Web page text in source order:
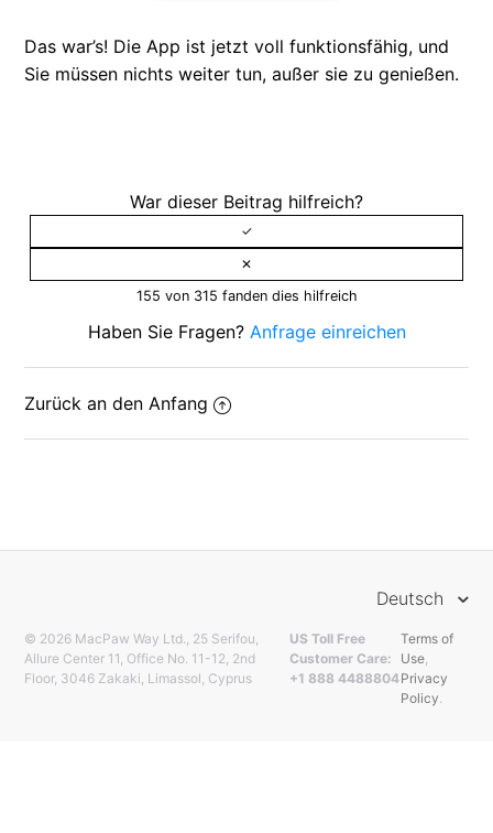
Das war’s! Die App ist jetzt voll funktionsfähig, und
Sie müssen nichts weiter tun, außer sie zu genießen.
War dieser Beitrag hilfreich?
155 von 315 fanden dies hilfreich
Haben Sie Fragen? Anfrage einreichen
Zurück an den Anfang
Deutsch
© 2026 MacPaw Way Ltd., 25 Serifou,
Allure Center 11, Office No. 11-12, 2nd
Floor, 3046 Zakaki, Limassol, Cyprus
US Toll Free
Customer Care:
+1 888 4488804
Terms of
Use,
Privacy
Policy.